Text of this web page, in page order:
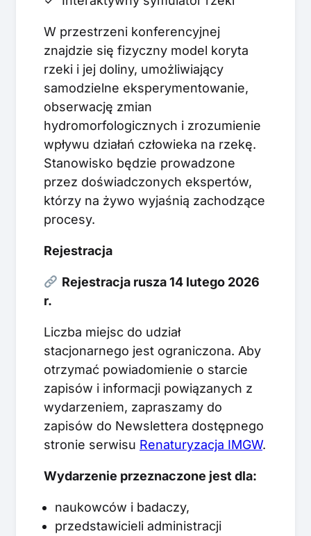
W przestrzeni konferencyjnej
znajdzie się fizyczny model koryta
rzeki i jej doliny, umożliwiający
samodzielne eksperymentowanie,
obserwację zmian
hydromorfologicznych i zrozumienie
wpływu działań człowieka na rzekę.
Stanowisko będzie prowadzone
przez doświadczonych ekspertów,
którzy na żywo wyjaśnią zachodzące
procesy.
Rejestracja
Rejestracja rusza 14 lutego 2026
r.
Liczba miejsc do udział
stacjonarnego jest ograniczona. Aby
otrzymać powiadomienie o starcie
zapisów i informacji powiązanych z
wydarzeniem, zapraszamy do
zapisów do Newslettera dostępnego
stronie serwisu Renaturyzacja IMGW.
Wydarzenie przeznaczone jest dla:
naukowców i badaczy,
przedstawicieli administracji